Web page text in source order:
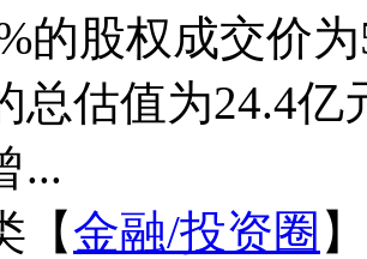
的股权成交价
总估值为24.4
...
【金融/投资圈 】